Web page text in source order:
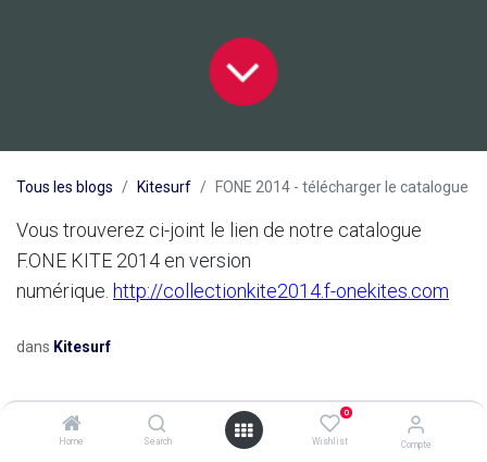
Home Search
0
Wishlist Compte
Tous les blogs Kitesurf FONE 2014 - télécharger le catalogue
Vous trouverez ci-joint le lien de notre catalogue
F.ONE KITE 2014 en version
numérique. http://collectionkite2014.f-onekites.com
dans Kitesurf